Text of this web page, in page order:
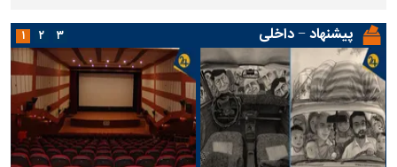
پیشنهاد − داخلی ۱ ۲ ۳